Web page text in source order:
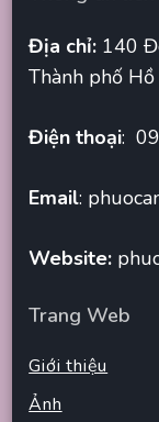
Địa chỉ: 140
Thành phố
Điện thoại:
Email:
Website:
Trang Web
Giới thiệu
Ảnh